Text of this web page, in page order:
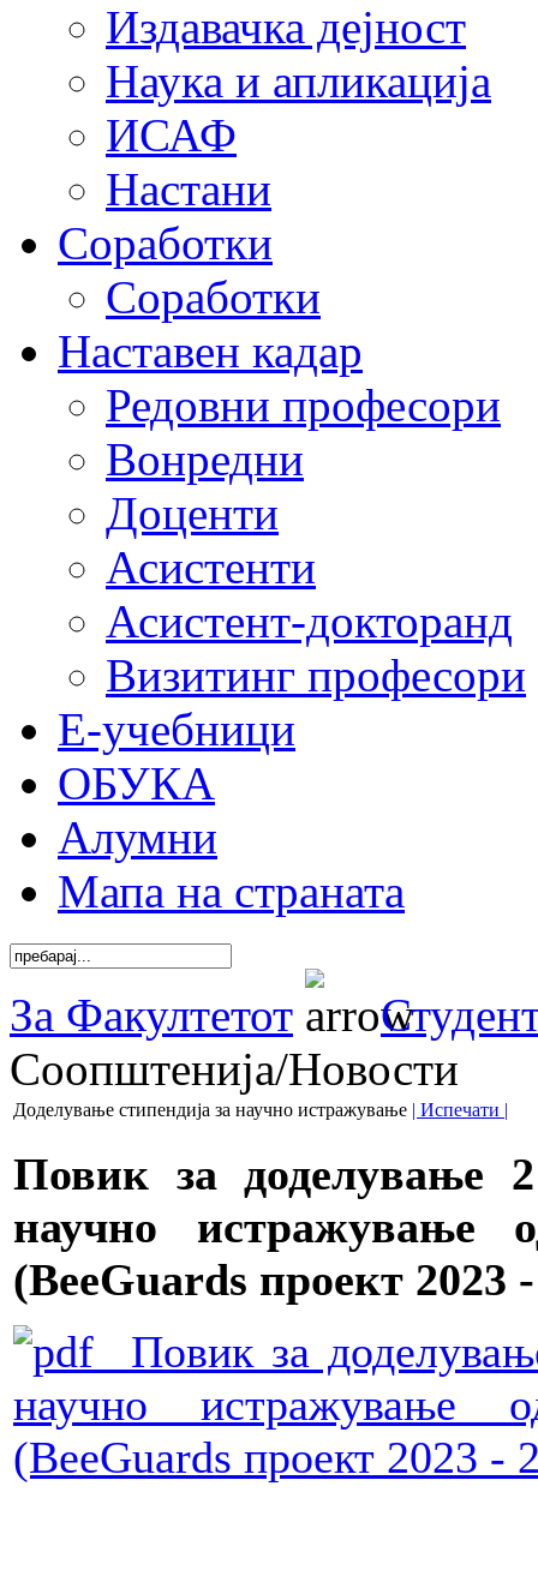
Издавачка дејност
Наука и апликација
ИСАФ
Настани
Соработки
Соработки
Наставен кадар
Редовни професори
Вонредни
Доценти
Асистенти
Асистент-докторанд
Визитинг професори
Е-учебници
ОБУКА
Алумни
Мапа на страната
За Факултетот
Соопштенија/Новости
Доделување стипендија за научно истражување | Испечати |
Повик за доделување
научно истражување
(BeeGuards проект 2023
Повик за
научно истражување
(BeeGuards проект 2023 -